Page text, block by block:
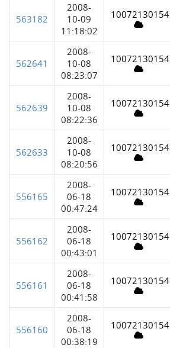
563182
2008-
10-09
11:18:02
10072130154
562641
2008-
10-08
08:23:07
10072130154
562639
2008-
10-08
08:22:36
10072130154
562633
2008-
10-08
08:20:56
10072130154
556165
2008-
06-18
00:47:24
10072130154
556162
2008-
06-18
00:43:01
10072130154
556161
2008-
06-18
00:41:58
10072130154
556160
2008-
06-18
00:38:19
10072130154